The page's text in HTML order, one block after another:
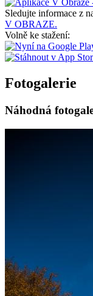
Sledujte informace z
V OBRAZE.
Volně ke stažení:
Fotogalerie
Náhodná